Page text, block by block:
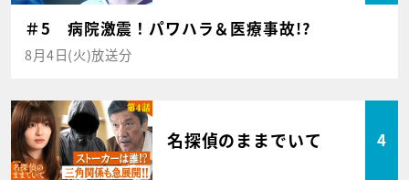
＃5 病院激震！パワハラ＆医療事故!?
8月4日(火)放送分
名探偵のままでいて 4